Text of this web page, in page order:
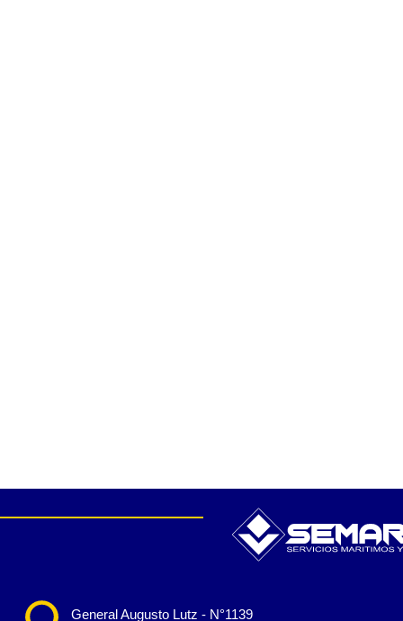
General Augusto Lutz - N°1139